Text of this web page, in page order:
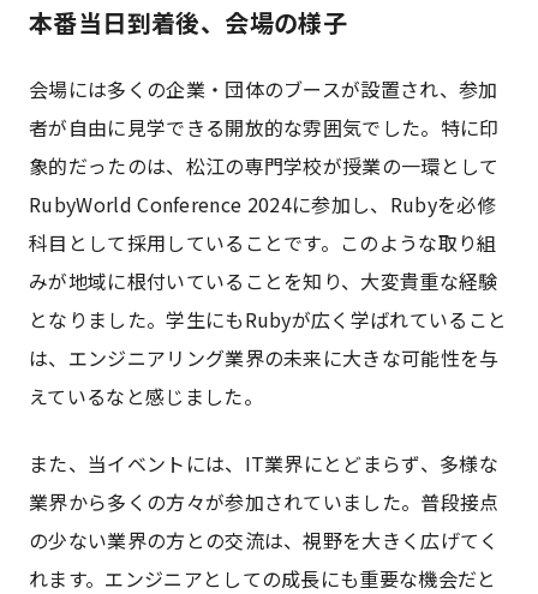
本番当日到着後、会場の様子
会場には多くの企業・団体のブースが設置され、参加
者が自由に見学できる開放的な雰囲気でした。特に印
象的だったのは、松江の専門学校が授業の一環として
RubyWorld Conference 2024に参加し、Rubyを必修
科目として採用していることです。このような取り組
みが地域に根付いていることを知り、大変貴重な経験
となりました。学生にもRubyが広く学ばれていること
は、エンジニアリング業界の未来に大きな可能性を与
えているなと感じました。
また、当イベントには、IT業界にとどまらず、多様な
業界から多くの方々が参加されていました。普段接点
の少ない業界の方との交流は、視野を大きく広げてく
れます。エンジニアとしての成長にも重要な機会だと